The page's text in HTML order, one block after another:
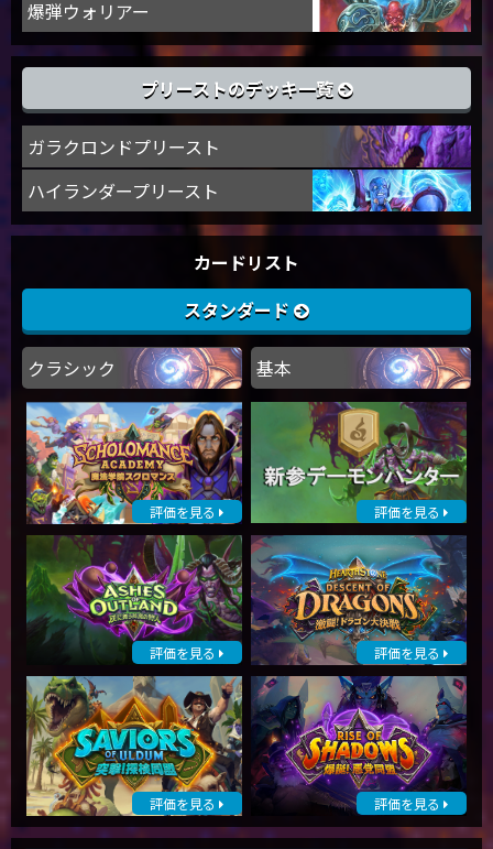
爆弾ウォリアー
プリーストのデッキ一覧
ガラクロンドプリースト
ハイランダープリースト
カードリスト
スタンダード
クラシック 基本
評価を見る 評価を見る
評価を見る 評価を見る
評価を見る 評価を見る